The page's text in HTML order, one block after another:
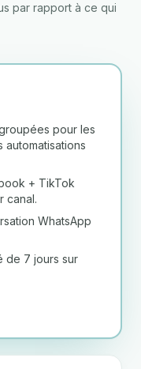
par rapport à ce qui
pour les
automatisations
+ TikTok
canal.
WhatsApp
de 7 jours sur